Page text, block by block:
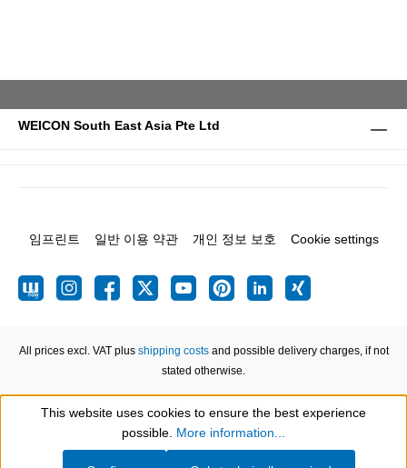
WEICON South East Asia Pte Ltd
임프린트 일반 이용 약관 개인 정보 보호 Cookie settings
All prices excl. VAT plus shipping costsand possible delivery charges, if not
stated otherwise.
Show toolbar
This website uses cookies to ensure the best experience
possible. More information...